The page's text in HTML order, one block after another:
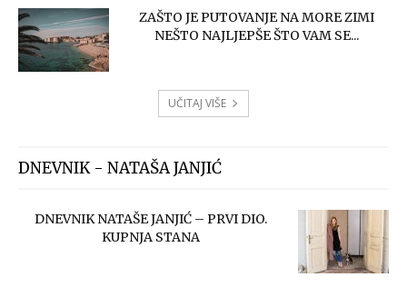
ZAŠTO JE PUTOVANJE NA MORE ZIMI
NEŠTO NAJLJEPŠE ŠTO VAM SE...
UČITAJ VIŠE
DNEVNIK - NATAŠA JANJIĆ
DNEVNIK NATAŠE JANJIĆ – PRVI DIO.
KUPNJA STANA